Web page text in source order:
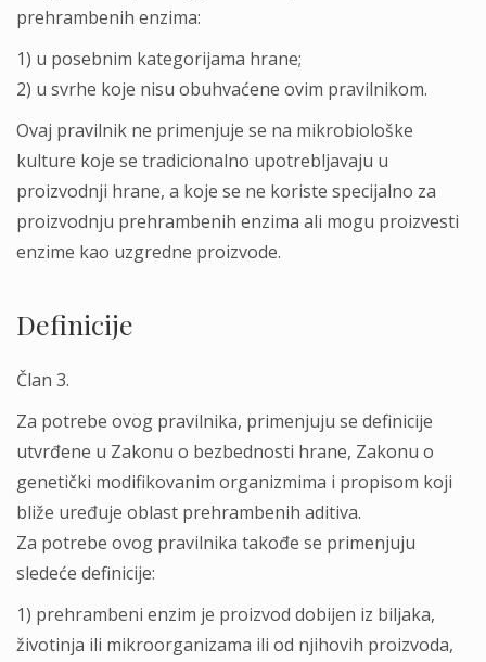
prehrambenih enzima:
1) u posebnim kategorijama hrane;
2) u svrhe koje nisu obuhvaćene ovim pravilnikom.
Ovaj pravilnik ne primenjuje se na mikrobiološke
kulture koje se tradicionalno upotreblјavaju u
proizvodnji hrane, a koje se ne koriste specijalno za
proizvodnju prehrambenih enzima ali mogu proizvesti
enzime kao uzgredne proizvode.
Definicije
Član 3.
Za potrebe ovog pravilnika, primenjuju se definicije
utvrđene u Zakonu o bezbednosti hrane, Zakonu o
genetički modifikovanim organizmima i propisom koji
bliže uređuje oblast prehrambenih aditiva.
Za potrebe ovog pravilnika takođe se primenjuju
sledeće definicije:
1) prehrambeni enzim je proizvod dobijen iz bilјaka,
životinja ili mikroorganizama ili od njihovih proizvoda,